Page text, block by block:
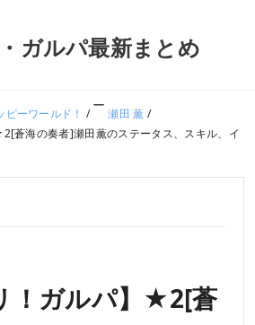
ガルパ最新まとめ
ーワールド！ / 瀬田 薫 /
蒼海の奏者]瀬田薫のステータス、スキル、イ
！ガルパ】★2[蒼